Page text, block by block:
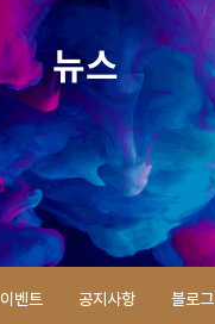
추천 검색어
WDMS SAP ERP
모빌리티 클라우드
뉴스
이벤트 공지사항 블로그